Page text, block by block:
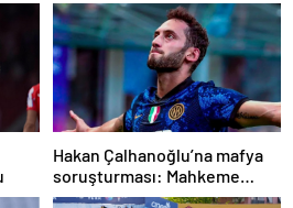
Hakan Çalhanoğlu’na mafya
soruşturması: Mahkeme
cezasını açıkladı